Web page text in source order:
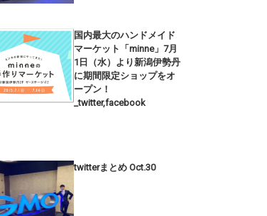
国内最大のハンドメイド
マーケット「minne」7月
1日（水）より新潟伊勢丹
に期間限定ショップをオ
ープン！
_twitter,facebook
twitterまとめ Oct.30